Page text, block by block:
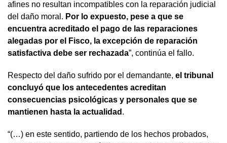
afines no resultan incompatibles con la reparación judicial
del daño moral. Por lo expuesto, pese a que se
encuentra acreditado el pago de las reparaciones
alegadas por el Fisco, la excepción de reparación
satisfactiva debe ser rechazada”, continúa el fallo.
Respecto del daño sufrido por el demandante, el tribunal
concluyó que los antecedentes acreditan
consecuencias psicológicas y personales que se
mantienen hasta la actualidad .
“(…) en este sentido, partiendo de los hechos probados,